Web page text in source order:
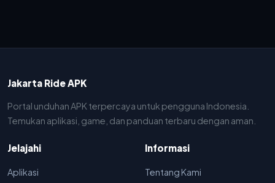
Jakarta Ride APK
Portal unduhan APK terpercaya untuk pengguna Indonesia.
Temukan aplikasi, game, dan panduan terbaru dengan aman.
Jelajahi
Aplikasi
Informasi
Tentang Kami